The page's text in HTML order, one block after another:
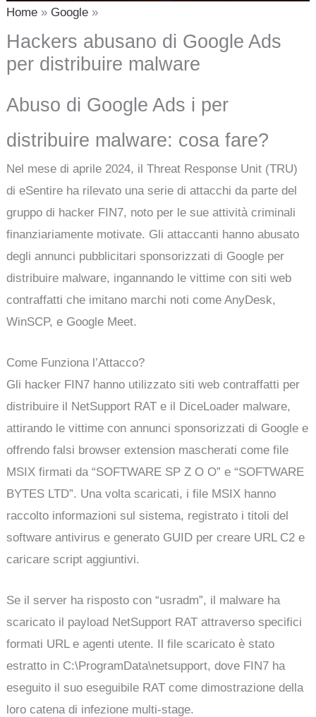
Home Google
Hackers abusano di Google Ads
per distribuire malware
Abuso di Google Ads i per
distribuire malware: cosa fare?
Nel mese di aprile 2024, il Threat Response Unit (TRU)
di eSentire ha rilevato una serie di attacchi da parte del
gruppo di hacker FIN7, noto per le sue attività criminali
finanziariamente motivate. Gli attaccanti hanno abusato
degli annunci pubblicitari sponsorizzati di Google per
distribuire malware, ingannando le vittime con siti web
contraffatti che imitano marchi noti come AnyDesk,
WinSCP, e Google Meet.
Come Funziona l’Attacco?
Gli hacker FIN7 hanno utilizzato siti web contraffatti per
distribuire il NetSupport RAT e il DiceLoader malware,
attirando le vittime con annunci sponsorizzati di Google e
offrendo falsi browser extension mascherati come file
MSIX firmati da “SOFTWARE SP Z O O” e “SOFTWARE
BYTES LTD”. Una volta scaricati, i file MSIX hanno
raccolto informazioni sul sistema, registrato i titoli del
software antivirus e generato GUID per creare URL C2 e
caricare script aggiuntivi.
Se il server ha risposto con “usradm”, il malware ha
scaricato il payload NetSupport RAT attraverso specifici
formati URL e agenti utente. Il file scaricato è stato
estratto in C:\ProgramData\netsupport, dove FIN7 ha
eseguito il suo eseguibile RAT come dimostrazione della
loro catena di infezione multi-stage.